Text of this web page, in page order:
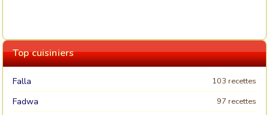
Top cuisiniers
Falla 103 recettes
Fadwa 97 recettes